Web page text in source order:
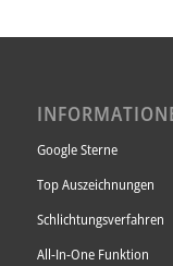
Google Sterne
Top Auszeichnungen
Schlichtungsverfahren
All-In-One Funktion